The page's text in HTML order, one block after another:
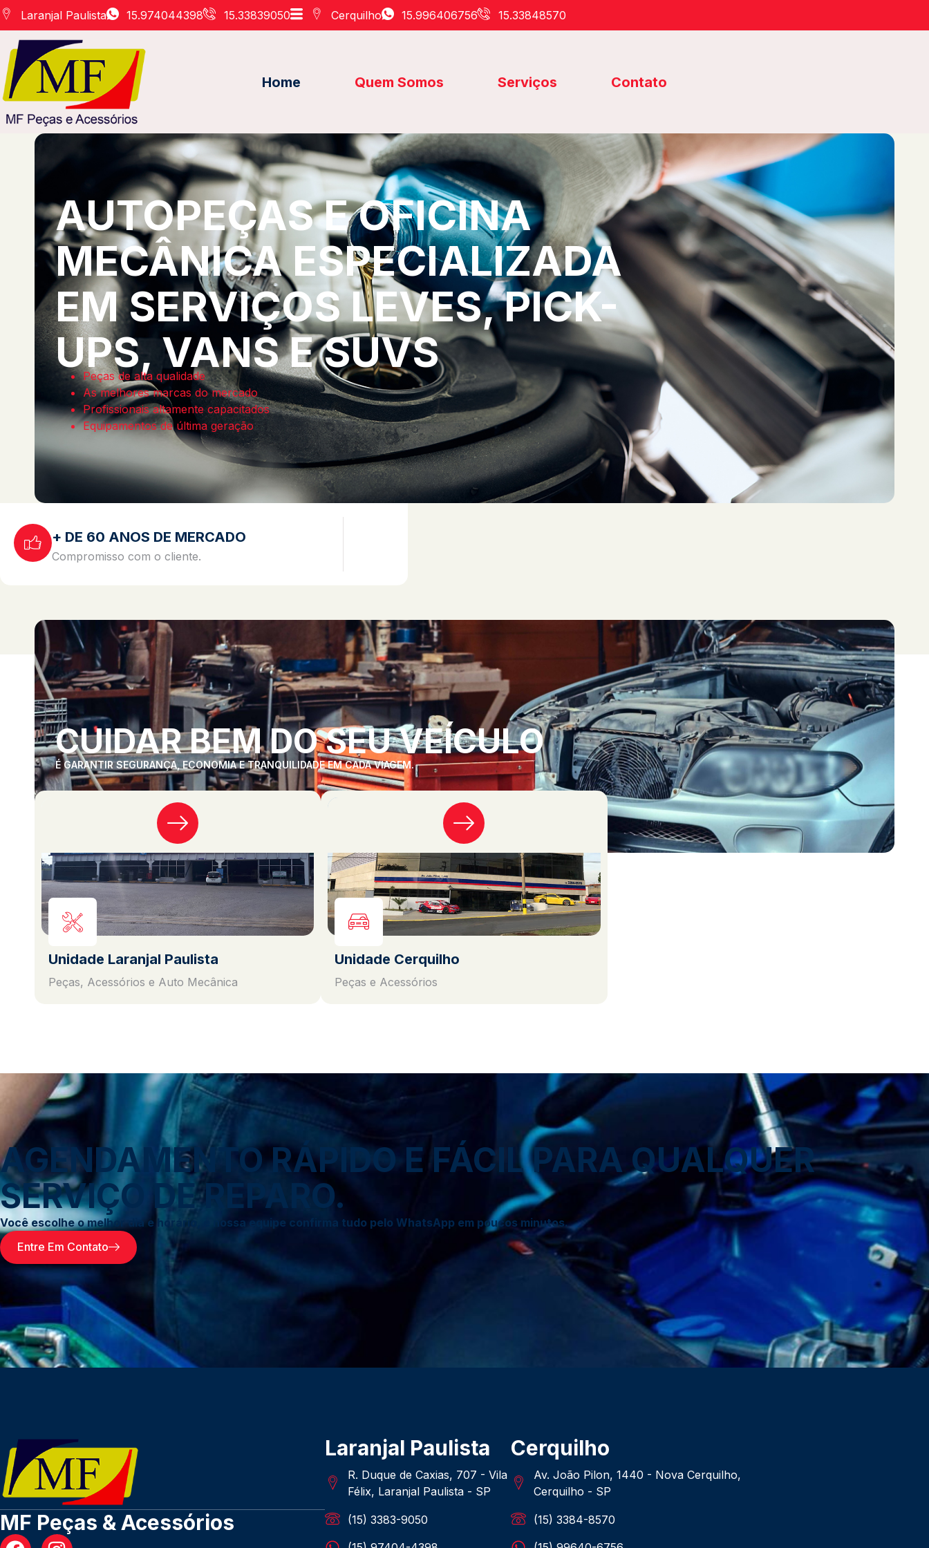
Laranjal Paulista 15.974044398 15.33839050 Cerquilho 15.996406756 15.33848570
Home Quem Somos Serviços Contato
AUTOPEÇAS E OFICINA
MECÂNICA ESPECIALIZADA
EM SERVIÇOS LEVES, PICK-
UPS, VANS E SUVS
Peças de alta qualidade
As melhores marcas do mercado
Profissionais altamente capacitados
Equipamentos de última geração
+ DE 60 ANOS DE MERCADO
Compromisso com o cliente.
CUIDAR BEM DO SEU VEÍCULO
É GARANTIR SEGURANÇA, ECONOMIA E TRANQUILIDADE EM CADA VIAGEM.
Unidade Laranjal Paulista
Peças, Acessórios e Auto Mecânica
Unidade Cerquilho
Peças e Acessórios
AGENDAMENTO RÁPIDO E FÁCIL PARA QUALQUER
SERVIÇO DE REPARO.
Você escolhe o melhor dia e horário, e nossa equipe confirma tudo pelo WhatsApp em poucos minutos.
Entre Em Contato
MF Peças & Acessórios
Laranjal Paulista
R. Duque de Caxias, 707 - Vila
Félix, Laranjal Paulista - SP
(15) 3383-9050
Cerquilho
Av. João Pilon, 1440 - Nova Cerquilho,
Cerquilho - SP
(15) 3384-8570